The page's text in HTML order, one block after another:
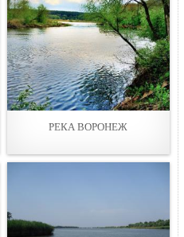
РЕКА ВОРОНЕЖ